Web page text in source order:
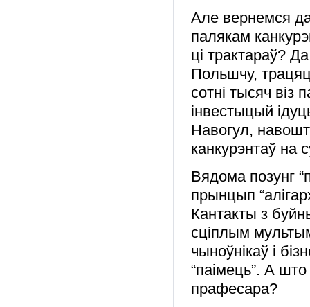
Але вернемся
палякам
ці трактараў?
Польшчу,
сотні тысяч віз
інвестыцый
Навогул,
канкурэнтаў на
Вядома позунг
прынцып
Кантакты з
сціплым
чыноўнікаў і
“паімець”. А
прафесара?